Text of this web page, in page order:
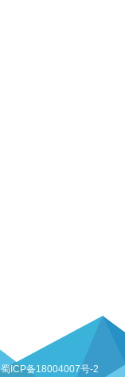
蜀ICP备18004007号-2